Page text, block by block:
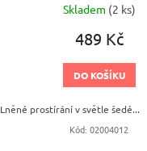
Skladem (2 ks)
489 Kč
DO KOŠÍKU
Lněné prostírání v světle šedé...
Kód:02004012